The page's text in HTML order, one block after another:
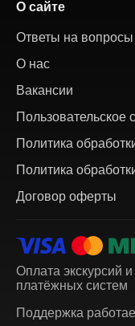
О сайте
Ответы на вопросы
О нас
Вакансии
Пользовательское
Политика
Политика
Договор оферты
Оплата экскурсий
платёжных систем
Поддержка